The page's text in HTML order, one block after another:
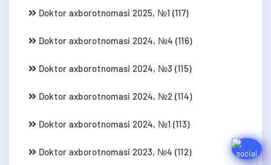
Doktor axborotnomasi 2025, №1 (117)
Doktor axborotnomasi 2024, №4 (116)
Doktor axborotnomasi 2024, №3 (115)
Doktor axborotnomasi 2024, №2 (114)
Doktor axborotnomasi 2024, №1 (113)
Doktor axborotnomasi 2023, №4 (112)